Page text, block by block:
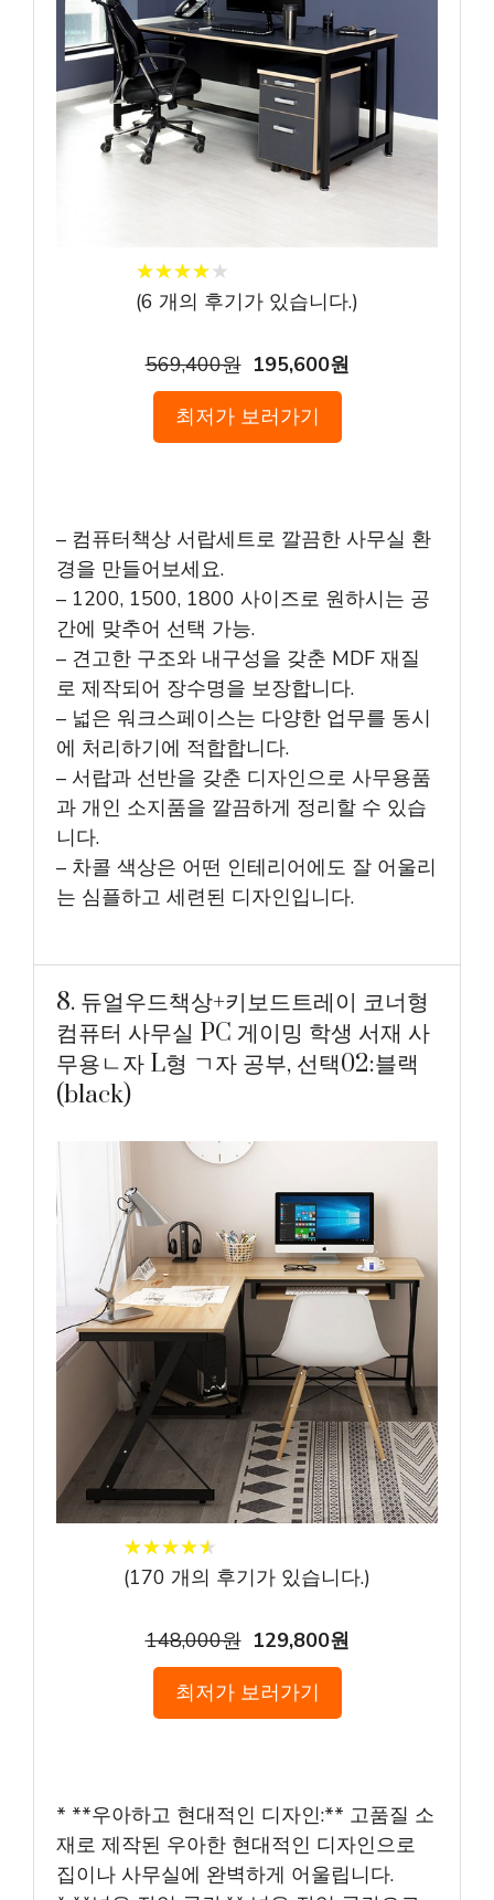
★★★★★
★★★★★
(6 개의 후기가 있습니다.)
569,400원 195,600원
최저가 보러가기
– 컴퓨터책상 서랍세트로 깔끔한 사무실 환
경을 만들어보세요.
– 1200, 1500, 1800 사이즈로 원하시는 공
간에 맞추어 선택 가능.
– 견고한 구조와 내구성을 갖춘 MDF 재질
로 제작되어 장수명을 보장합니다.
– 넓은 워크스페이스는 다양한 업무를 동시
에 처리하기에 적합합니다.
– 서랍과 선반을 갖춘 디자인으로 사무용품
과 개인 소지품을 깔끔하게 정리할 수 있습
니다.
– 차콜 색상은 어떤 인테리어에도 잘 어울리
는 심플하고 세련된 디자인입니다.
8. 듀얼우드책상+키보드트레이 코너형
컴퓨터 사무실 PC 게이밍 학생 서재 사
무용ㄴ자 L형 ㄱ자 공부, 선택02:블랙
(black)
★★★★★
★★★★★
(170 개의 후기가 있습니다.)
148,000원 129,800원
최저가 보러가기
* **우아하고 현대적인 디자인:** 고품질 소
재로 제작된 우아한 현대적인 디자인으로
집이나 사무실에 완벽하게 어울립니다.